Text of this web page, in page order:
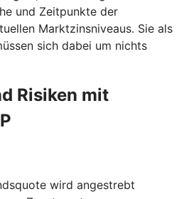
und Zeitpunkte der
Marktzinsniveaus. Sie als
sich dabei um nichts
Risiken mit
wird angestrebt